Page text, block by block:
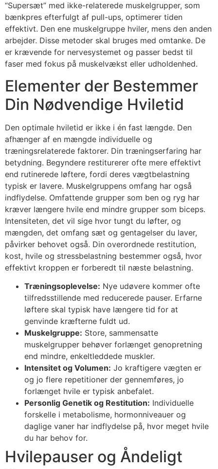
“Supersæt” med ikke-relaterede muskelgrupper, som
bænkpres efterfulgt af pull-ups, optimerer tiden
effektivt. Den ene muskelgruppe hviler, mens den anden
arbejder. Disse metoder skal bruges med omtanke. De
er krævende for nervesystemet og passer bedst til
faser med fokus på muskelvækst eller udholdenhed.
Elementer der Bestemmer
Din Nødvendige Hviletid
Den optimale hviletid er ikke i én fast længde. Den
afhænger af en mængde individuelle og
træningsrelaterede faktorer. Din træningserfaring har
betydning. Begyndere restiturerer ofte mere effektivt
end rutinerede løftere, fordi deres vægtbelastning
typisk er lavere. Muskelgruppens omfang har også
indflydelse. Omfattende grupper som ben og ryg har
kræver længere hvile end mindre grupper som biceps.
Intensiteten, det vil sige hvor tungt du løfter, og
mængden, det omfang sæt og gentagelser du laver,
påvirker behovet også. Din overordnede restitution,
kost, hvile og stressbelastning bestemmer også, hvor
effektivt kroppen er forberedt til næste belastning.
Træningsoplevelse: Nye udøvere kommer ofte
tilfredsstillende med reducerede pauser. Erfarne
løftere skal typisk have længere tid for at
genvinde kræfterne fuldt ud.
Muskelgruppe: Store, sammensatte
muskelgrupper behøver forlænget genopretning
end mindre, enkeltleddede muskler.
Intensitet og Volumen: Jo kraftigere vægten er
og jo flere repetitioner der gennemføres, jo
forlænget hvile er typisk anbefalet.
Personlig Genetik og Restitution: Individuelle
forskelle i metabolisme, hormonniveauer og
daglige vaner har indflydelse på, hvor meget hvile
du har behov for.
Hvilepauser og Åndeligt